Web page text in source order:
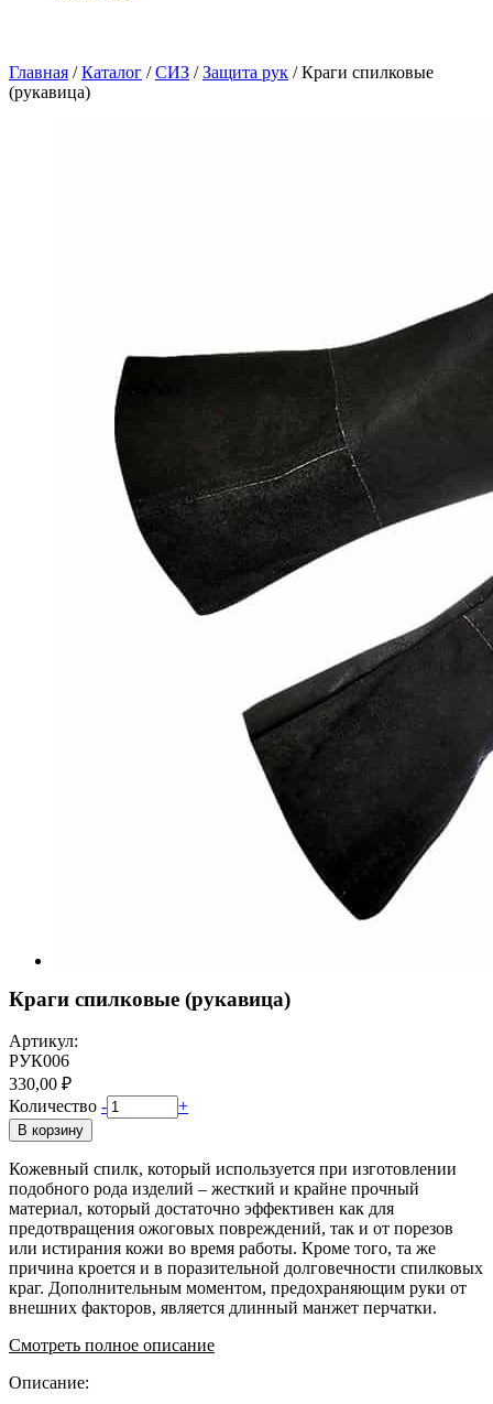
Главная / Каталог / СИЗ / Защита рук / Краги спилковые
(рукавица)
Краги спилковые (рукавица)
Артикул:
РУК006
330,00 ₽
Количество - +
В корзину
Кожевный спилк, который используется при изготовлении
подобного рода изделий – жесткий и крайне прочный
материал, который достаточно эффективен как для
предотвращения ожоговых повреждений, так и от порезов
или истирания кожи во время работы. Кроме того, та же
причина кроется и в поразительной долговечности спилковых
краг. Дополнительным моментом, предохраняющим руки от
внешних факторов, является длинный манжет перчатки.
Смотреть полное описание
Описание: